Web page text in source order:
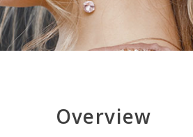
Overview